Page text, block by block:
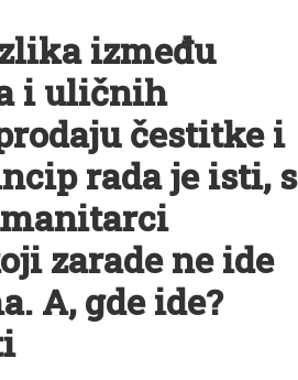
između
i uličnih
čestitke i
rada je isti, s
zarade ne ide
A, gde ide?